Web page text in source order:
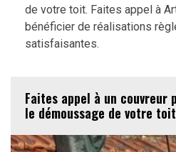
de votre toit. Faites appel à
bénéficier de réalisations
satisfaisantes.
Faites appel à un couvreur
le démoussage de votre